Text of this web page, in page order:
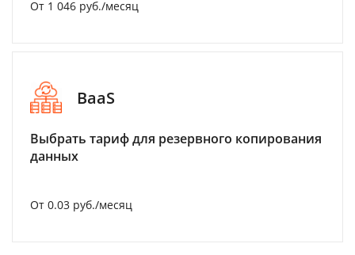
От 1 046 руб./месяц
BaaS
Выбрать тариф для резервного копирования
данных
От 0.03 руб./месяц